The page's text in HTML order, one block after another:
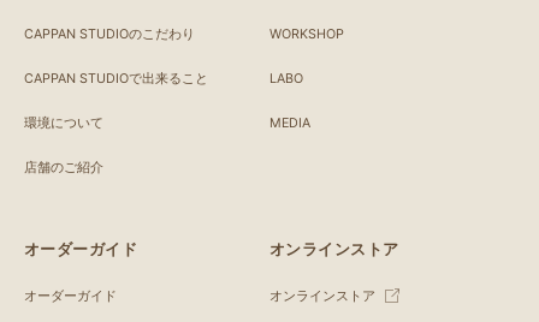
CAPPAN STUDIOのこだわり
CAPPAN STUDIOで出来ること
環境について
店舗のご紹介
WORKSHOP
LABO
MEDIA
オーダーガイド
オーダーガイド
オンラインストア
オンラインストア